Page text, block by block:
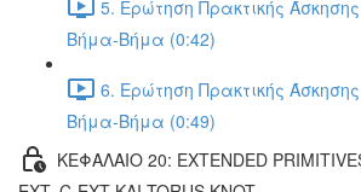
5. Ερώτηση Πρακτικής
Βήμα-Βήμα (0:42)
6. Ερώτηση Πρακτικής
Βήμα-Βήμα (0:49)
ΚΕΦΑΛΑΙΟ 20: EXTENDED